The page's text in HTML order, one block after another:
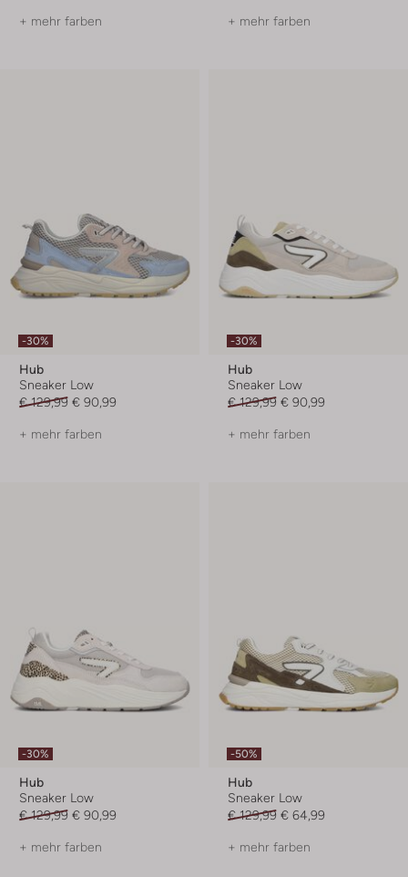
+ mehr farben + mehr farben
-30%
Hub
Sneaker Low
€ 129,99 € 90,99
+ mehr farben
-30%
Hub
Sneaker Low
€ 129,99 € 90,99
+ mehr farben
-30%
Hub
Sneaker Low
€ 129,99 € 90,99
+ mehr farben
-50%
Hub
Sneaker Low
€ 129,99 € 64,99
+ mehr farben